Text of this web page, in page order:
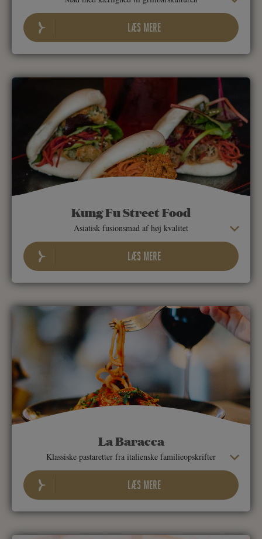
LÆS MERE
Kung Fu Street Food
Asiatisk fusionsmad af høj kvalitet
LÆS MERE
La Baracca
Klassiske pastaretter fra italienske familieopskrifter
LÆS MERE